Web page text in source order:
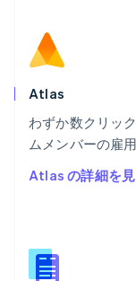
Atlas
わずか数クリッ
ムメンバーの雇
Atlas の詳細を
ベルギー
Nederlands
ポーランド
ポルトガル
Português
English
Español
ラトビア